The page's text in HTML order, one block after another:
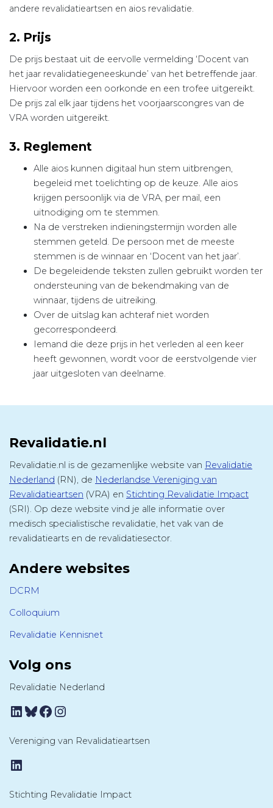
andere revalidatieartsen en aios revalidatie.
2. Prijs
De prijs bestaat uit de eervolle vermelding ‘Docent van
het jaar revalidatiegeneeskunde’ van het betreffende jaar.
Hiervoor worden een oorkonde en een trofee uitgereikt.
De prijs zal elk jaar tijdens het voorjaarscongres van de
VRA worden uitgereikt.
3. Reglement
Alle aios kunnen digitaal hun stem uitbrengen,
begeleid met toelichting op de keuze. Alle aios
krijgen persoonlijk via de VRA, per mail, een
uitnodiging om te stemmen.
Na de verstreken indieningstermijn worden alle
stemmen geteld. De persoon met de meeste
stemmen is de winnaar en ‘Docent van het jaar’.
De begeleidende teksten zullen gebruikt worden ter
ondersteuning van de bekendmaking van de
winnaar, tijdens de uitreiking.
Over de uitslag kan achteraf niet worden
gecorrespondeerd.
Iemand die deze prijs in het verleden al een keer
heeft gewonnen, wordt voor de eerstvolgende vier
jaar uitgesloten van deelname.
Revalidatie.nl
Revalidatie.nl is de gezamenlijke website van Revalidatie
Nederland (RN), de Nederlandse Vereniging van
Revalidatieartsen (VRA) en Stichting Revalidatie Impact
(SRI). Op deze website vind je alle informatie over
medisch specialistische revalidatie, het vak van de
revalidatiearts en de revalidatiesector.
Andere websites
DCRM
Colloquium
Revalidatie Kennisnet
Volg ons
Revalidatie Nederland
LinkedIn
Bluesky
Facebook
Instagram
Vereniging van Revalidatieartsen
LinkedIn
Stichting Revalidatie Impact